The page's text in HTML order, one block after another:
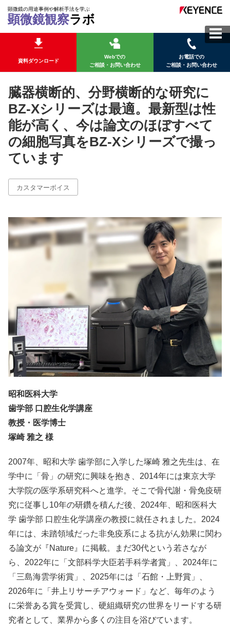
顕微鏡の用途事例や解析手法を学ぶ
顕微鏡観察ラボ
資料ダウンロード
Webでの
ご相談・お問い合わせ
お電話での
ご相談・お問い合わせ
臓器横断的、分野横断的な研究に
BZ-Xシリーズは最適。最新型は性
能が高く、今は論文のほぼすべて
の細胞写真をBZ-Xシリーズで撮っ
ています
カスタマーボイス
昭和医科大学
歯学部 口腔生化学講座
教授・医学博士
塚崎 雅之 様
2007年、昭和大学 歯学部に入学した塚崎 雅之先生は、在
学中に「骨」の研究に興味を抱き、2014年には東京大学
大学院の医学系研究科へと進学。そこで骨代謝・骨免疫研
究に従事し10年の研鑽を積んだ後、2024年、昭和医科大
学 歯学部 口腔生化学講座の教授に就任されました。2024
年には、未踏領域だった非免疫系による抗がん効果に関わ
る論文が『Nature』に掲載。まだ30代という若さなが
ら、2022年に「文部科学大臣若手科学者賞」、2024年に
「三島海雲学術賞」、2025年には「石館・上野賞」、
2026年に「井上リサーチアウォード」など、毎年のよう
に栄誉ある賞を受賞し、硬組織研究の世界をリードする研
究者として、業界から多くの注目を浴びています。